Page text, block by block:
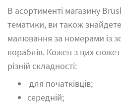
В асортименті магазину
тематики, ви також
малювання за номерами із
кораблів. Кожен з цих
різній складності:
для початківців;
середній;